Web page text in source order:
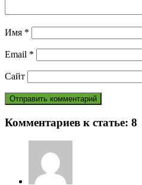
Имя *
Email *
Сайт
Комментариев к статье: 8